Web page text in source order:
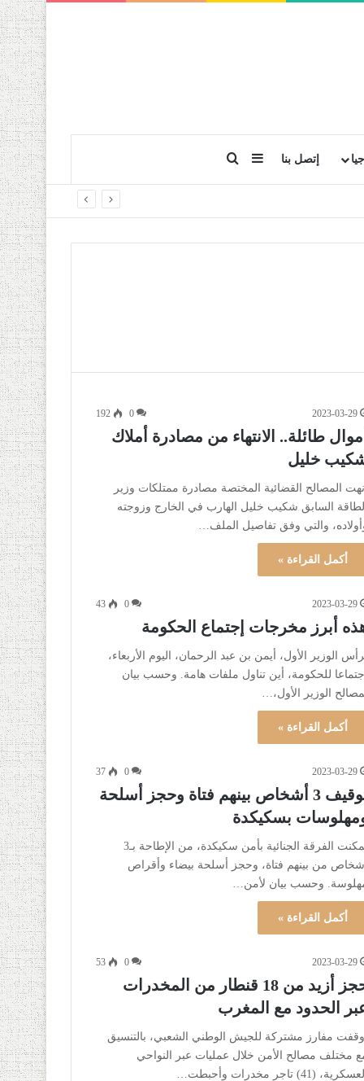
إتصل بنا إضافة عمود جانبي
2023-03-29
0
192
أموال طائلة.. الانتهاء من مصادرة أملاك
خليل
أنهت المصالح القضائية المختصة مصادرة ممتلكات وزير
الطاقة السابق شكيب خليل الهارب في الخارج وزوجته
والتي وفق تفاصيل الملف…
أكمل القراءة »
2023-03-29
0
43
أبرز مخرجات إجتماع الحكومة
الوزير الأول، أيمن بن عبد الرحمان، اليوم الأربعاء،
إجتماعا للحكومة، أين تناول ملفات هامة. وحسب بيان
الوزير الأول،…
أكمل القراءة »
2023-03-29
0
37
توقيف 3 أشخاص بينهم فتاة وحجز أسلحة
بسكيكدة
تمكنت الفرقة الجنائية بأمن سكيكدة، من الإطاحة بـ3
أشخاص من بينهم فتاة، وحجز أسلحة بيضاء وأقراص
وحسب بيان لأمن…
أكمل القراءة »
2023-03-29
0
53
حجز أزيد من 18 قنطار من المخدرات
الحدود مع المغرب
أوقفت مفارز مشتركة للجيش الوطني الشعبي، بالتنسيق
مختلف مصالح الأمن خلال عمليات عبر النواحي
العسكرية، (41) تاجر مخدرات وأحبطت…